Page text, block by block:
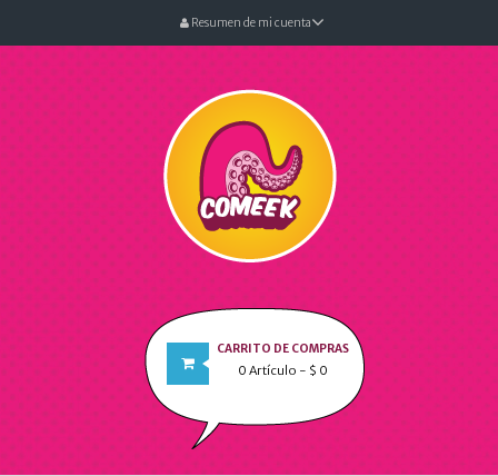
Resumen de mi cuenta
CARRITO DE COMPRAS
0 Artículo - $ 0